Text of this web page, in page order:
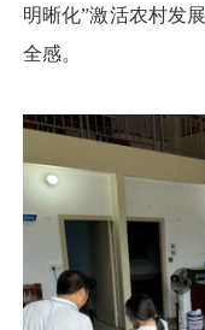
明晰化”激活农村发
全感。